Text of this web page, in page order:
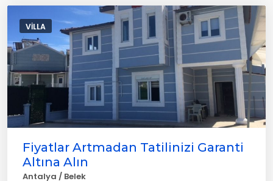
VILLA
Fiyatlar Artmadan Tatilinizi Garanti
Altına Alın
Antalya / Belek